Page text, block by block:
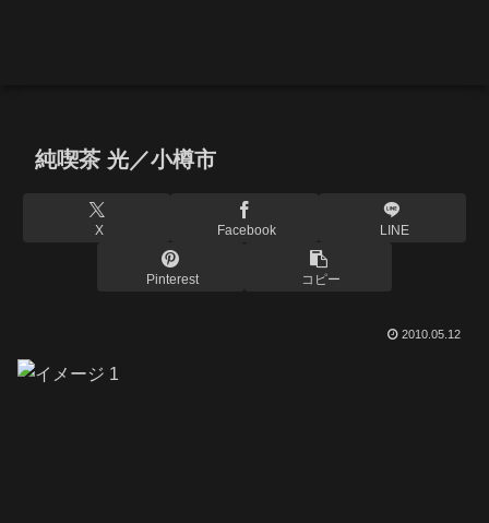
純喫茶 光／小樽市
X Facebook LINE
Pinterest コピー
2010.05.12